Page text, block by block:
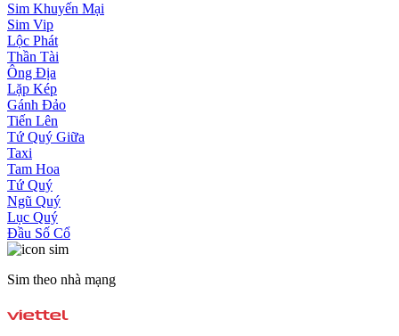
Sim Khuyến Mại
Sim Vip
Lộc Phát
Thần Tài
Ông Địa
Lặp Kép
Gánh Đảo
Tiến Lên
Tứ Quý Giữa
Taxi
Tam Hoa
Tứ Quý
Ngũ Quý
Lục Quý
Đầu Số Cổ
Sim theo nhà mạng